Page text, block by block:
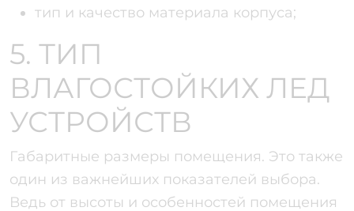
тип и качество материала корпуса;
5. ТИП
ВЛАГОСТОЙКИХ ЛЕД
УСТРОЙСТВ
Габаритные размеры помещения. Это также
один из важнейших показателей выбора.
Ведь от высоты и особенностей помещения